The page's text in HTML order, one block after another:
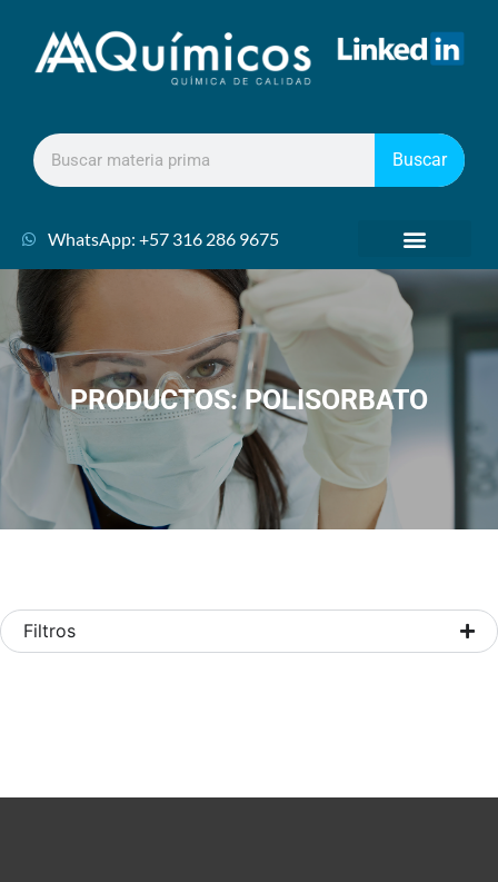
Buscar
WhatsApp: +57 316 286 9675
PRODUCTOS: POLISORBATO
Filtros